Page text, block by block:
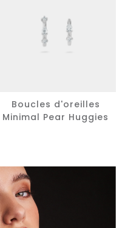
Boucles d'oreilles
Minimal Pear Huggies